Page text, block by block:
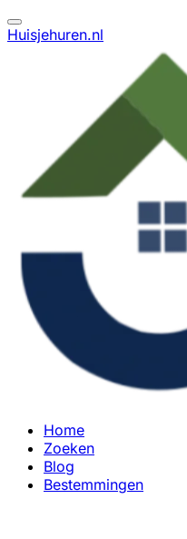
Huisjehuren.nl
Home
Zoeken
Blog
Bestemmingen